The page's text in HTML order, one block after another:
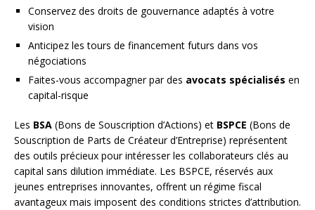
Conservez des droits de gouvernance adaptés à votre
vision
Anticipez les tours de financement futurs dans vos
négociations
Faites-vous accompagner par des avocats spécialisés en
capital-risque
Les BSA (Bons de Souscription d’Actions) et BSPCE (Bons de
Souscription de Parts de Créateur d’Entreprise) représentent
des outils précieux pour intéresser les collaborateurs clés au
capital sans dilution immédiate. Les BSPCE, réservés aux
jeunes entreprises innovantes, offrent un régime fiscal
avantageux mais imposent des conditions strictes d’attribution.